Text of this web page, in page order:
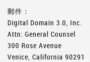
郵件：
Digital Domain 3.0, Inc.
Attn: General Counsel
300 Rose Avenue
Venice, California 90291